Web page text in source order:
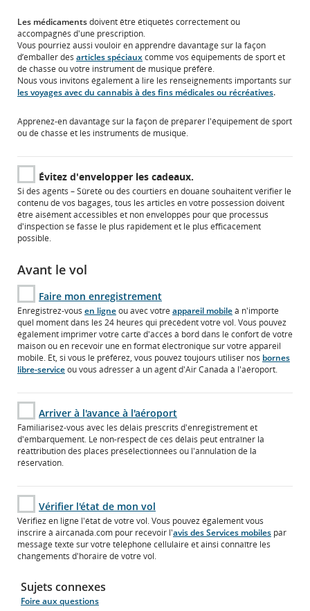
Les médicamentsdoivent être étiquetés correctement ou
accompagnés d'une prescription.
Vous pourriez aussi vouloir en apprendre davantage sur la façon
d’emballer des articles spéciauxcomme vos équipements de sport et
de chasse ou votre instrument de musique préféré.
Nous vous invitons également à lire les renseignements importants sur
les voyages avec du cannabis à des fins médicales ou récréatives.
Apprenez-en davantage sur la façon de préparer l'équipement de sport
ou de chasse et les instruments de musique.
Évitez d'envelopper les cadeaux.
Si des agents – Sûreté ou des courtiers en douane souhaitent vérifier le
contenu de vos bagages, tous les articles en votre possession doivent
être aisément accessibles et non enveloppés pour que processus
d'inspection se fasse le plus rapidement et le plus efficacement
possible.
Avant le vol
Faire mon enregistrement
Enregistrez-vous en ligneou avec votre appareil mobileà n'importe
quel moment dans les 24 heures qui précèdent votre vol. Vous pouvez
également imprimer votre carte d'accès à bord dans le confort de votre
maison ou en recevoir une en format électronique sur votre appareil
mobile. Et, si vous le préférez, vous pouvez toujours utiliser nos bornes
libre-serviceou vous adresser à un agent d'Air Canada à l'aéroport.
Arriver à l'avance à l'aéroport
Familiarisez-vous avec les délais prescrits d'enregistrement et
d'embarquement. Le non-respect de ces délais peut entraîner la
réattribution des places présélectionnées ou l'annulation de la
réservation.
Vérifier l'état de mon vol
Vérifiez en ligne l'état de votre vol. Vous pouvez également vous
inscrire à aircanada.com pour recevoir l'avis des Services mobiles par
message texte sur votre téléphone cellulaire et ainsi connaître les
changements d'horaire de votre vol.
Sujets connexes
Foire aux questions